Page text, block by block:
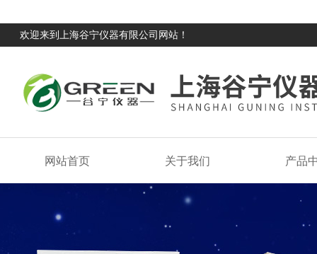
欢迎来到上海谷宁仪器有限公司网站！
网站首页 关于我们 产品